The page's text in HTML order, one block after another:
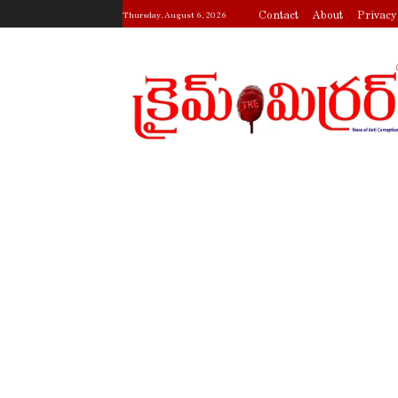
Thursday, August 6, 2026 Contact About Privacy